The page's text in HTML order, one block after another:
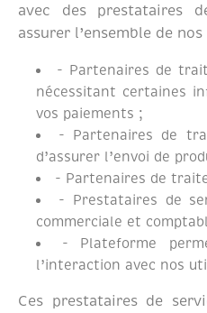
avec des prestataires
assurer l’ensemble de
- Partenaires de
nécessitant certaines
vos paiements ;
- Partenaires de
d’assurer l’envoi de
- Partenaires de
- Prestataires de
commerciale et
- Plateforme
l’interaction avec nos
Ces prestataires de